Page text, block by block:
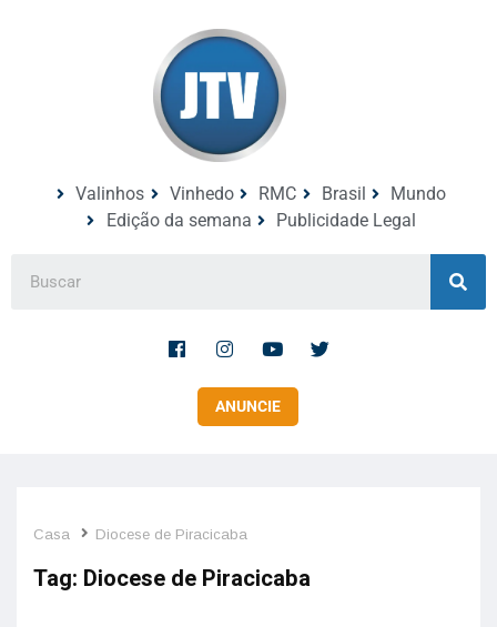
Valinhos Vinhedo RMC Brasil
Mundo
Edição da semana
Publicidade Legal
ANUNCIE
Casa Diocese de Piracicaba
Tag: Diocese de Piracicaba
Frei Gilson se apresenta em 11 de